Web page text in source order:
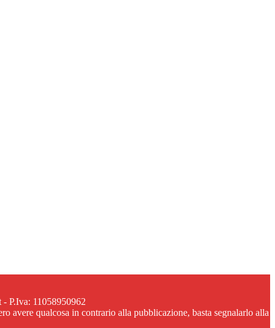
P.Iva: 11058950962
avere qualcosa in contrario alla pubblicazione, basta segnalarlo alla